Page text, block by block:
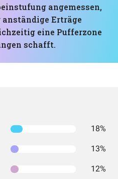
angemessen,
Erträge
eine Pufferzone
schafft.
18%
13%
12%